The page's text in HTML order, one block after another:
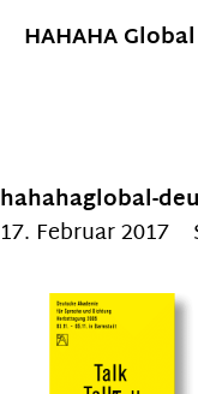
HAHAHA Global
hahahaglobal-
17. Februar 2017